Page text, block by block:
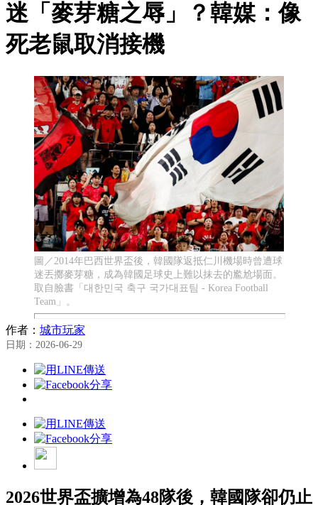
迷「麥芽糖之辱」？韓媒：像
死老鼠取消接機
圖／2014年巴西世界盃後，韓國隊返抵仁川機場時曾遭球
迷丟擲麥芽糖，成為韓國足球史上難以抹去的尷尬場面。
取自臉書「대한민국 축구 국가대표팀 - Korea Football
Team」。
作者： 城市玩家
日期：2026-06-29
2026世界盃擴增為48隊後，韓國隊卻仍止